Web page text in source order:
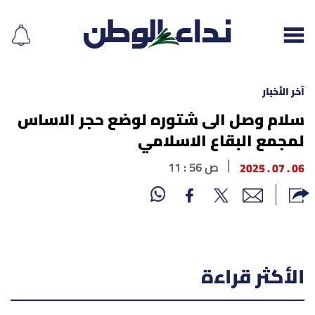
إقرأ الجريدة
لبنان
الغلاف
محليات
آخر الأخبار
سلام وصل الى شتوره لوضع حجر الاساس
لمجمع البقاع الاسلامي
06 . 07 . 2025 11 : 56 ص
الأكثر قراءة